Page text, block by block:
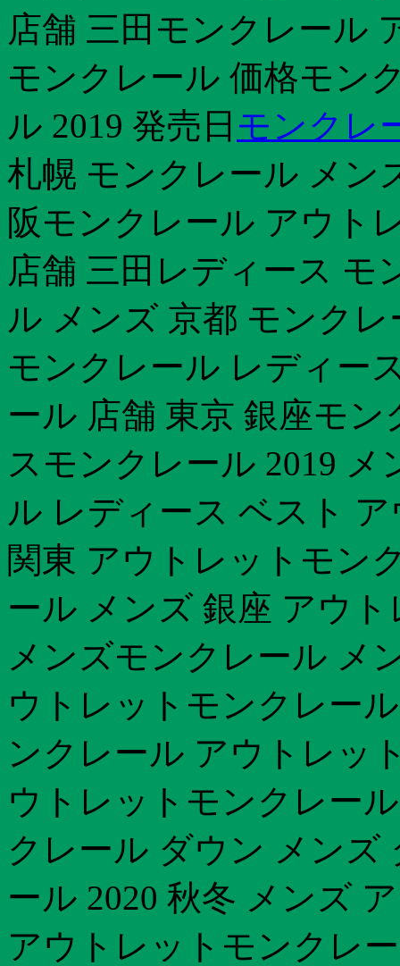
店舗 三田モンクレール
モンクレール 価格モン
ル 2019 発売日 モンクレ
札幌 モンクレール メン
阪モンクレール アウト
店舗 三田レディース モ
ル メンズ 京都 モンク
モンクレール レディー
ール 店舗 東京 銀座モ
スモンクレール 2019
ル レディース ベスト
関東 アウトレットモン
ール メンズ 銀座 アウ
メンズモンクレール メ
ウトレットモンクレー
ンクレール アウトレッ
ウトレットモンクレー
クレール ダウン メン
ール 2020 秋冬 メンズ
アウトレットモンクレ